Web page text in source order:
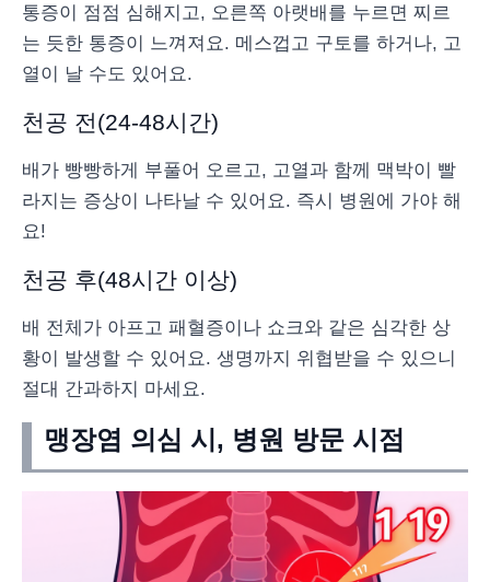
통증이 점점 심해지고, 오른쪽 아랫배를 누르면 찌르
는 듯한 통증이 느껴져요. 메스껍고 구토를 하거나, 고
열이 날 수도 있어요.
천공 전(24-48시간)
배가 빵빵하게 부풀어 오르고, 고열과 함께 맥박이 빨
라지는 증상이 나타날 수 있어요. 즉시 병원에 가야 해
요!
천공 후(48시간 이상)
배 전체가 아프고 패혈증이나 쇼크와 같은 심각한 상
황이 발생할 수 있어요. 생명까지 위협받을 수 있으니
절대 간과하지 마세요.
맹장염 의심 시, 병원 방문 시점